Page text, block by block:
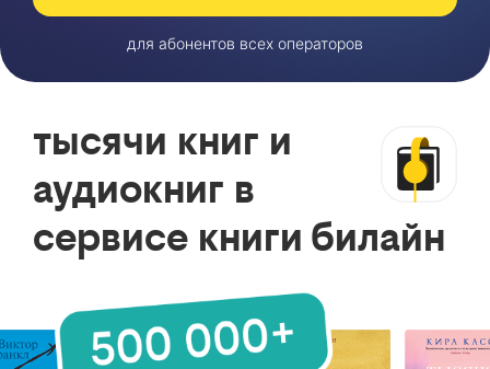
для абонентов всех операторов
тысячи книг и
аудиокниг в
сервисе книги билайн